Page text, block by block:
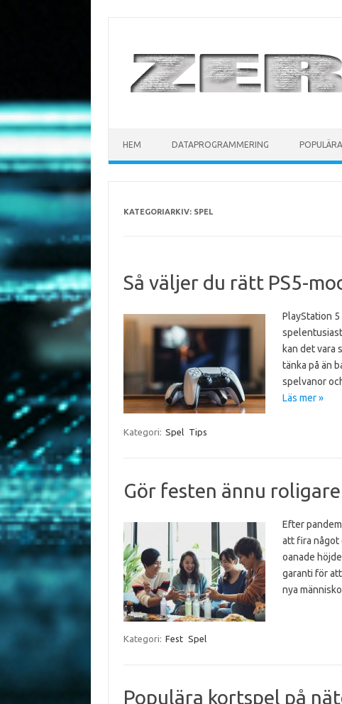
HEM DATAPROGRAMMERING
KATEGORIARKIV: SPEL
Så väljer du rätt PS5-
PlayStation
kan det vara
tänka på än
spelvanor
Läs mer »
Kategori: Spel Tips
Gör festen ännu
Efter
att fira något
oanade
garanti för
nya
Kategori: Fest Spel
Populära kortspel på